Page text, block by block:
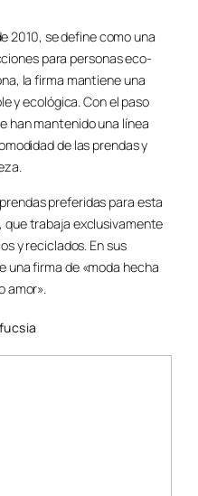
2010, se define como una
para personas eco-
la firma mantiene una
y ecológica. Con el paso
han mantenido una línea
de las prendas y
preferidas para esta
que trabaja exclusivamente
y reciclados. En sus
una firma de «moda hecha
amor».